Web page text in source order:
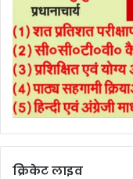
क्रिकेट लाइव